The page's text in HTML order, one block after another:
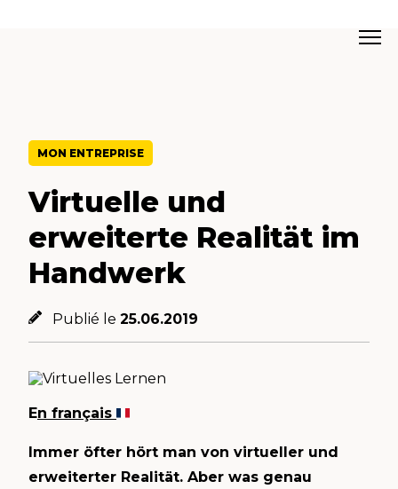
MON ENTREPRISE
Virtuelle und
erweiterte Realität im
Handwerk
Publié le 25.06.2019
En français
Immer öfter hört man von virtueller und
erweiterter Realität. Aber was genau